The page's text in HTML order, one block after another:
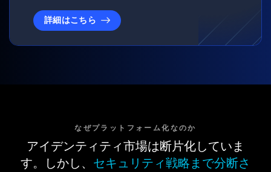
詳細はこちら
なぜプラットフォーム化なのか
アイデンティティ市場は断片化していま
す。しかし、 セキュリティ戦略まで分断さ